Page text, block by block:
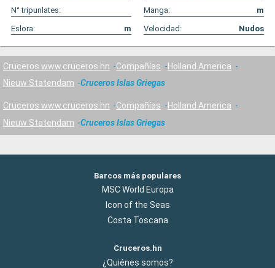
N° tripunlates:
Manga:
m
Eslora:
m Velocidad: Nudos
Cruceros www.cruceros.hn Compañías
Holland America
Nieuw Statendam
Cruceros Islas Griegas
Cruceros www.cruceros.hn Compañías
Holland America
Nieuw Statendam
Cruceros Islas Griegas
Barcos más populares
MSC World Europa
Icon of the Seas
Costa Toscana
Cruceros.hn
¿Quiénes somos?